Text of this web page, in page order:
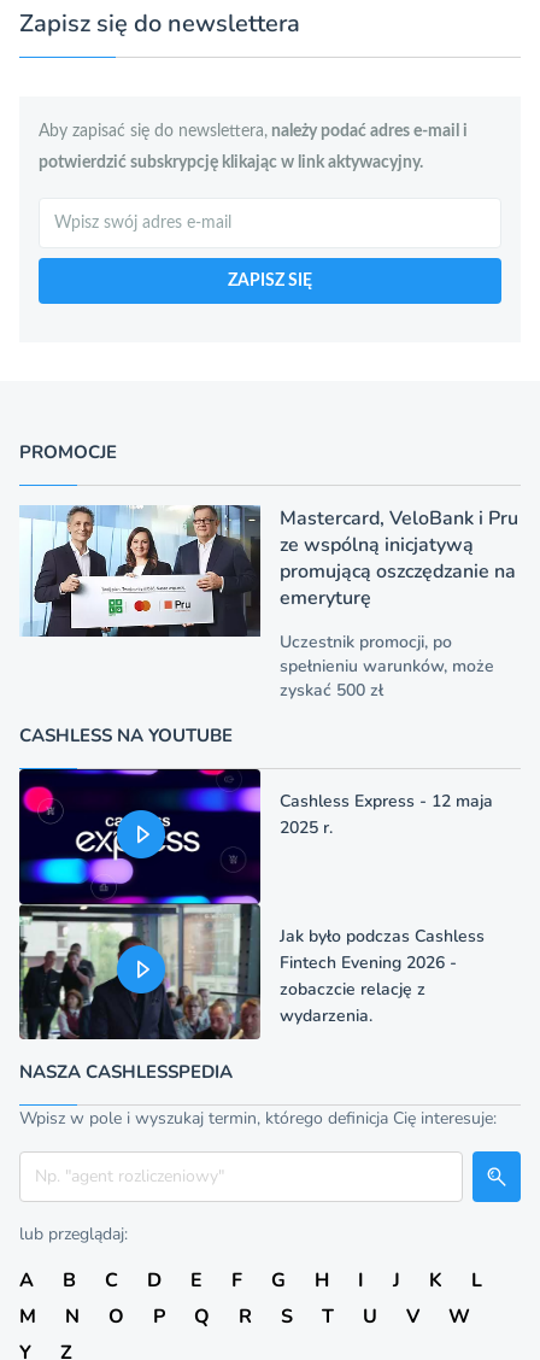
Zapisz się do newslettera
Aby zapisać się do newslettera, należy podać adres e-mail i
potwierdzić subskrypcję klikając w link aktywacyjny.
Szukaj
ZAPISZ SIĘ
PROMOCJE
Mastercard, VeloBank i Pru
ze wspólną inicjatywą
promującą oszczędzanie na
emeryturę
Uczestnik promocji, po
spełnieniu warunków, może
zyskać 500 zł
CASHLESS NA YOUTUBE
Cashless Express - 12 maja
2025 r.
Jak było podczas Cashless
Fintech Evening 2026 -
zobaczcie relację z
wydarzenia.
NASZA CASHLESSPEDIA
Wpisz w pole i wyszukaj termin, którego definicja Cię interesuje:
Szukaj
lub przeglądaj:
A B C D E F G H I J K
L
M
N O P Q R S T U V
W
Y
Z